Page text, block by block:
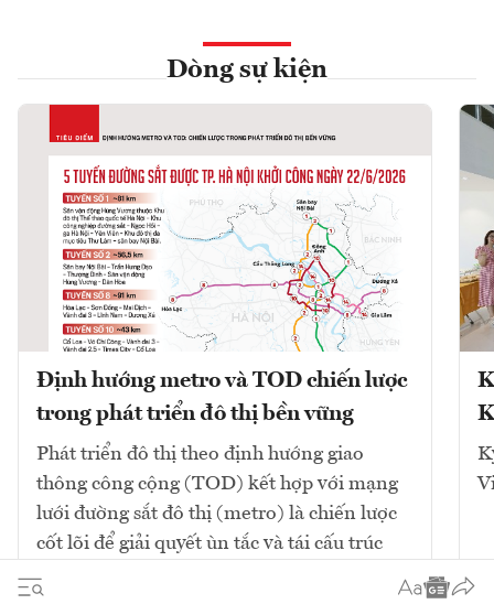
Dòng sự kiện
Định hướng metro và TOD chiến lược
trong phát triển đô thị bền vững
Phát triển đô thị theo định hướng giao
thông công cộng (TOD) kết hợp với mạng
lưới đường sắt đô thị (metro) là chiến lược
cốt lõi để giải quyết ùn tắc và tái cấu trúc
không gian. Mô hình này tập...